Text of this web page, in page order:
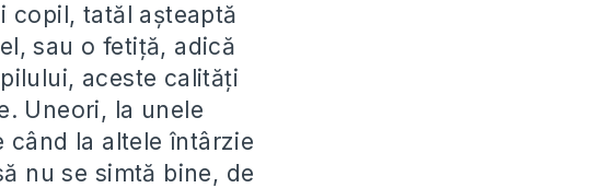
copil, tatăl aşteaptă
sau o fetiţă, adică
aceste calităţi
Uneori, la unele
când la altele întârzie
nu se simtă bine, de